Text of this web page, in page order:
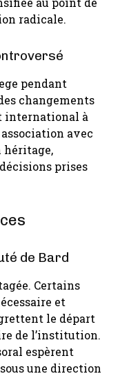
radicale.
pendant
changements
international à
avec
héritage,
prises
de Bard
Certains
et
le départ
de l’institution.
espèrent
une direction